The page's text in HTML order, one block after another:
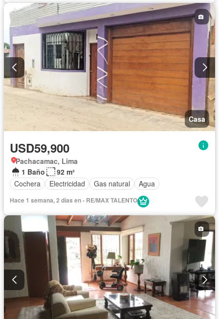
Casa
USD59,900
Pachacamac, Lima
1 Baño
92 m²
Cochera
Electricidad Gas natural Agua
Hace 1 semana, 2 días en - RE/MAX TALENTO